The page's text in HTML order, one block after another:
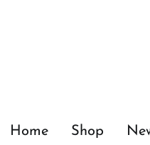
Home Shop